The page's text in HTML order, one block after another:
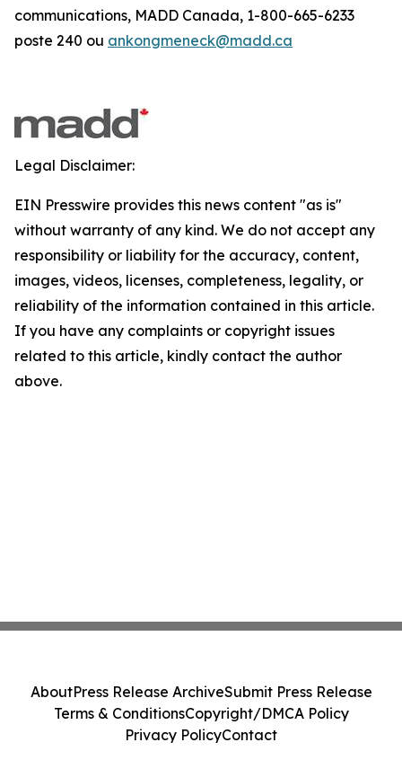
communications, MADD Canada, 1-800-665-6233
poste 240 ou ankongmeneck@madd.ca
Legal Disclaimer:
EIN Presswire provides this news content "as is"
without warranty of any kind. We do not accept any
responsibility or liability for the accuracy, content,
images, videos, licenses, completeness, legality, or
reliability of the information contained in this article.
If you have any complaints or copyright issues
related to this article, kindly contact the author
above.
AboutPress Release ArchiveSubmit Press Release
Terms & ConditionsCopyright/DMCA Policy
Privacy PolicyContact